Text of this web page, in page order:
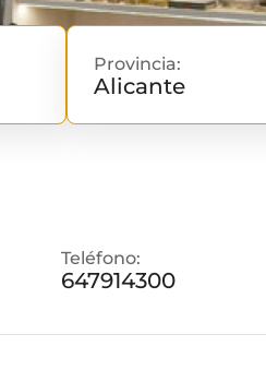
Provincia:
Alicante
Teléfono:
647914300